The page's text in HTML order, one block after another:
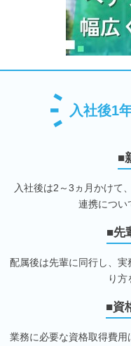
入社後1
■
入社後は2～3ヵ月かけて
連携につい
■先
配属後は先輩に同行し、
り方
■資
業務に必要な資格取得費